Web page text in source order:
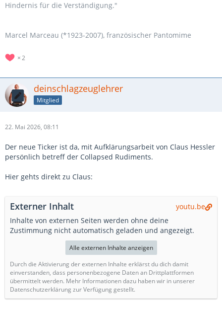
Hindernis für die Verständigung."
Marcel Marceau (*1923-2007), französischer Pantomime
2
deinschlagzeuglehrer
Mitglied
22. Mai 2026, 08:11
Der neue Ticker ist da, mit Aufklärungsarbeit von Claus Hessler
persönlich betreff der Collapsed Rudiments.
Hier gehts direkt zu Claus:
Externer Inhalt
youtu.be
Inhalte von externen Seiten werden ohne deine
Zustimmung nicht automatisch geladen und angezeigt.
Alle externen Inhalte anzeigen
Durch die Aktivierung der externen Inhalte erklärst du dich damit
einverstanden, dass personenbezogene Daten an Drittplattformen
übermittelt werden. Mehr Informationen dazu haben wir in unserer
Datenschutzerklärung zur Verfügung gestellt.